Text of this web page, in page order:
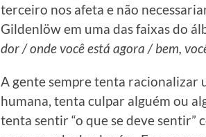
terceiro nos afeta e não
Gildenlöw em uma das faixas do
dor / onde você está agora / bem,
A gente sempre tenta racionalizar
humana, tenta culpar alguém ou
tenta sentir “o que se deve sentir”